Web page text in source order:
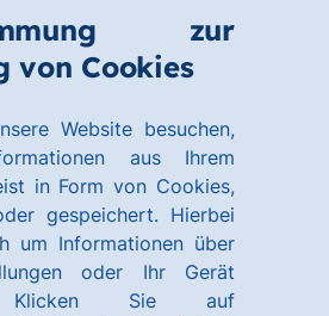
zur
von Cookies
Website besuchen,
aus Ihrem
in Form von Cookies,
gespeichert. Hierbei
um Informationen über
oder Ihr Gerät
Klicken Sie auf